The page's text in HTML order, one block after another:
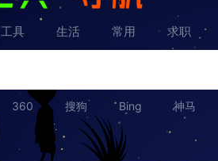
工具 生活 常用 求职
360 搜狗 Bing 神马